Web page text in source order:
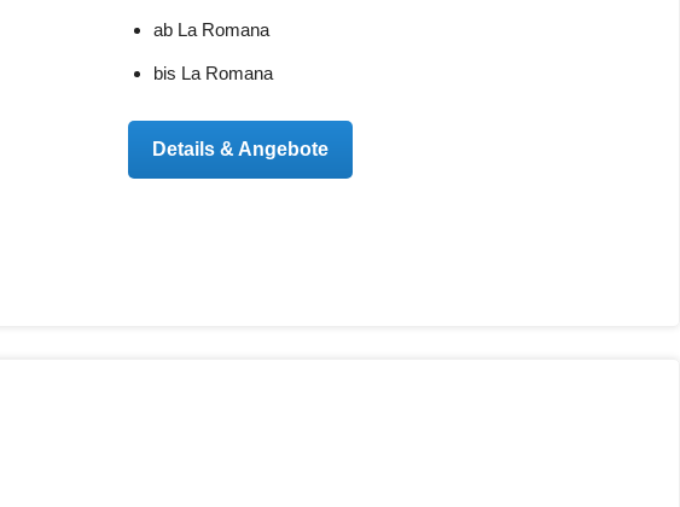
ab La Romana
bis La Romana
Details & Angebote